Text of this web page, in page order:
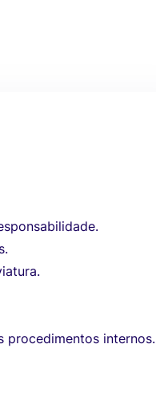
procedimentos internos.